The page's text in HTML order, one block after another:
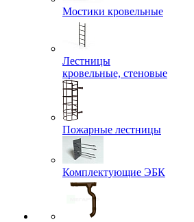
Мостики кровельные
Лестницы
кровельные, стеновые
Пожарные лестницы
Комплектующие ЭБК